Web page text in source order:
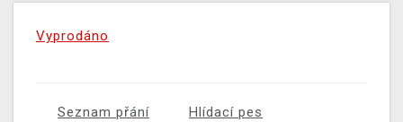
Vyprodáno
Seznam přání Hlídací pes